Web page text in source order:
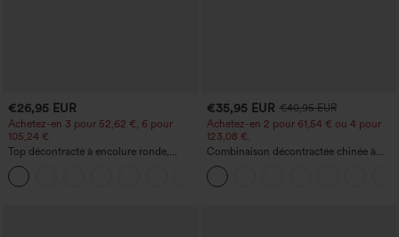
€26,95 EUR
Achetez-en 3 pour 52,62 €, 6 pour
105,24 €
Top décontracté à encolure ronde,
manches chauve-souris et coupe ample
€35,95 EUR €40,95 EUR
Achetez-en 2 pour 61,54 € ou 4 pour
123,08 €.
Combinaison décontractée chinée à
bretelles réglables, fronces et jambes
larges, avec poches — facile comme
tout